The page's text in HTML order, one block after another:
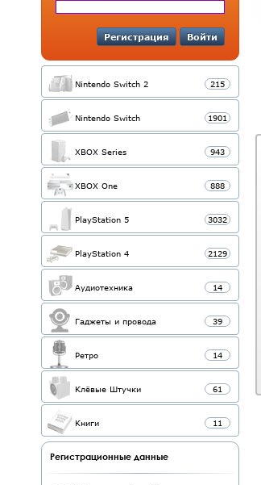
Регистрация Войти
Nintendo Switch 2 215
Nintendo Switch 1901
XBOX Series 943
XBOX One 888
PlayStation 5 3032
PlayStation 4 2129
Аудиотехника 14
Гаджеты и провода 39
Ретро 14
Клёвые Штучки 61
Книги 11
Регистрационные данные